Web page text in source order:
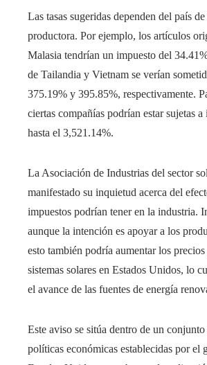
Las tasas sugeridas dependen del país
productora. Por ejemplo, los artículos
Malasia tendrían un impuesto del
de Tailandia y Vietnam se verían
375.19% y 395.85%, respectivamente.
ciertas compañías podrían estar sujetas a
hasta el 3,521.14%.
La Asociación de Industrias del sector
manifestado su inquietud acerca del
impuestos podrían tener en la industria.
aunque la intención es apoyar a los
esto también podría aumentar los
sistemas solares en Estados Unidos, lo
el avance de las fuentes de energía
Este aviso se sitúa dentro de un
políticas económicas establecidas por el